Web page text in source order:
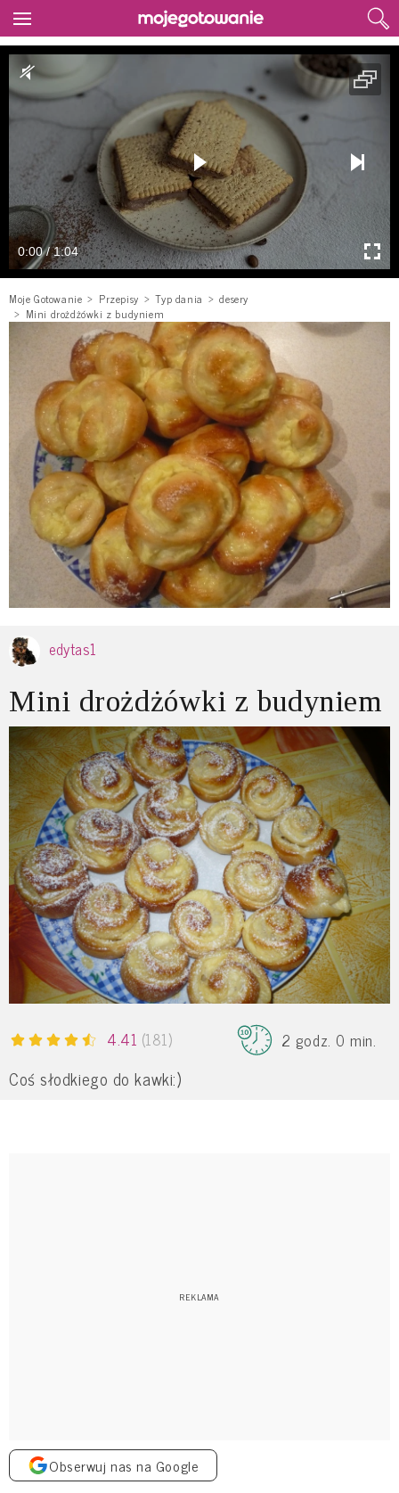
0:00 / 1:04
Moje Gotowanie Przepisy Typ dania
desery
Mini drożdżówki z budyniem
edytas1
Mini drożdżówki z budyniem
4.41 (181) 2 godz. 0 min.
Coś słodkiego do kawki:)
Obserwuj nas na Google